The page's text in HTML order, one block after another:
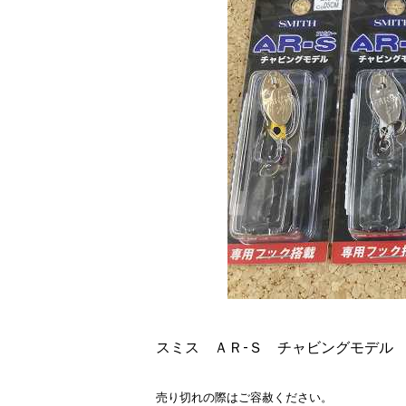
スミス ＡＲ-Ｓ チャビングモデル
売り切れの際はご容赦ください。